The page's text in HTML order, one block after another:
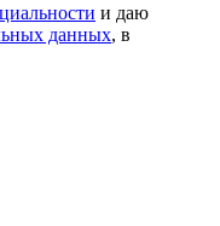
и даю
данных, в